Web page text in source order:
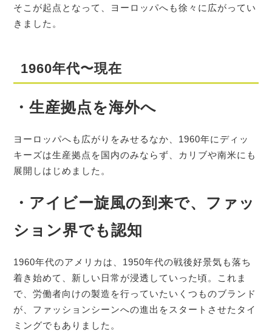
そこが起点となって、ヨーロッパへも徐々に広がってい
きました。
1960年代〜現在
・生産拠点を海外へ
ヨーロッパへも広がりをみせるなか、1960年にディッ
キーズは生産拠点を国内のみならず、カリブや南米にも
展開しはじめました。
・アイビー旋風の到来で、ファッ
ション界でも認知
1960年代のアメリカは、1950年代の戦後好景気も落ち
着き始めて、新しい日常が浸透していった頃。これま
で、労働者向けの製造を行っていたいくつものブランド
が、ファッションシーンへの進出をスタートさせたタイ
ミングでもありました。